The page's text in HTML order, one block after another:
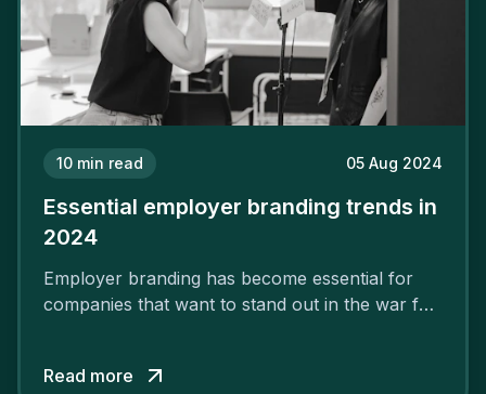
10 min read 05 Aug 2024
Essential employer branding trends in
2024
Employer branding has become essential for
companies that want to stand out in the war for
attract the best profiles.
Read more